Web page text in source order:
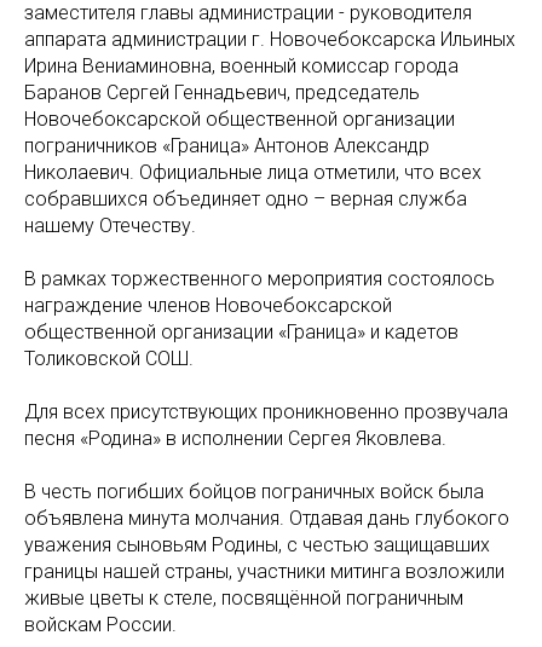
заместителя главы администрации - руководителя
аппарата администрации г. Новочебоксарска Ильиных
Ирина Вениаминовна, военный комиссар города
Баранов Сергей Геннадьевич, председатель
Новочебоксарской общественной организации
пограничников «Граница» Антонов Александр
Николаевич. Официальные лица отметили, что всех
собравшихся объединяет одно – верная служба
нашему Отечеству.
В рамках торжественного мероприятия состоялось
награждение членов Новочебоксарской
общественной организации «Граница» и кадетов
Толиковской СОШ.
Для всех присутствующих проникновенно прозвучала
песня «Родина» в исполнении Сергея Яковлева.
В честь погибших бойцов пограничных войск была
объявлена минута молчания. Отдавая дань глубокого
уважения сыновьям Родины, с честью защищавших
границы нашей страны, участники митинга возложили
живые цветы к стеле, посвящённой пограничным
войскам России.